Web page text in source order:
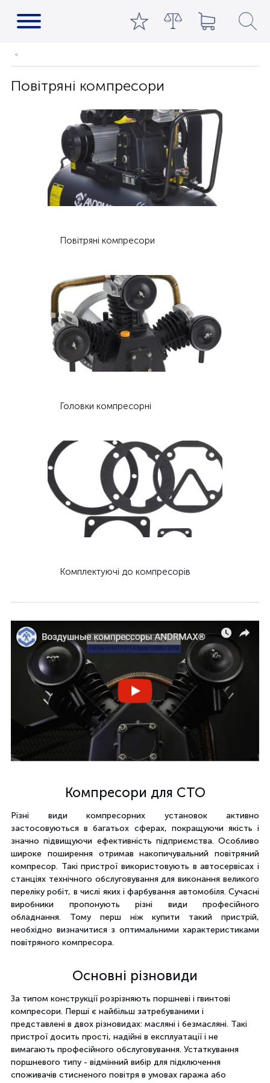
Повітряні компресори
Повітряні компресори
Головки компресорні
Комплектуючі до компресорів
Компресори для СТО
Різні види компресорних установок активно
застосовуються в багатьох сферах, покращуючи якість і
значно підвищуючи ефективність підприємства. Особливо
широке поширення отримав накопичувальний повітряний
компресор. Такі пристрої використовують в автосервісах і
станціях технічного обслуговування для виконання великого
переліку робіт, в числі яких і фарбування автомобіля. Сучасні
виробники пропонують різні види професійного
обладнання. Тому перш ніж купити такий пристрій,
необхідно визначитися з оптимальними характеристиками
повітряного компресора.
Основні різновиди
За типом конструкції розрізняють поршневі і гвинтові
компресори. Перші є найбільш затребуваними і
представлені в двох різновидах: масляні і безмасляні. Такі
пристрої досить прості, надійні в експлуатації і не
вимагають професійного обслуговування. Устаткування
поршневого типу - відмінний вибір для підключення
споживачів стисненого повітря в умовах гаража або